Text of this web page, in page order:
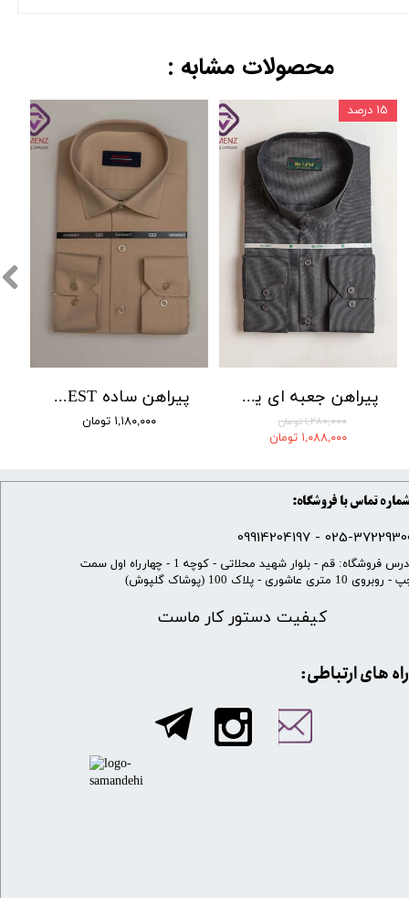
پیراهن ساده DEGEST کد 3 رنگ کرم
۱,۱۸۰,۰۰۰ تومان
پیراهن جعبه ای یقه Diplomat برند By Lino کد 002
۱,۲۸۰,۰۰۰ تومان
۱,۰۸۸,۰۰۰ تومان
۱۵ درصد
محصولات مشابه :
شماره تماس با فروشگاه:
025-37229300 -
کیفیت دستور کار ماست
​آدرس فروشگاه: قم - بلوار شهید محلاتی - کوچه 1 - چهارراه اول سمت
10 متری عاشوری - پلاک 100 (پوشاک گلپوش)
​​راه های ارتباطی: